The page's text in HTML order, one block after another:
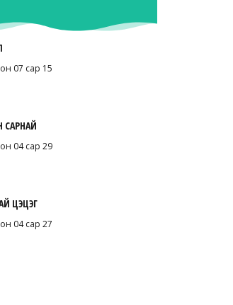
07 сар 15
САРНАЙ
04 сар 29
ЦЭЦЭГ
04 сар 27